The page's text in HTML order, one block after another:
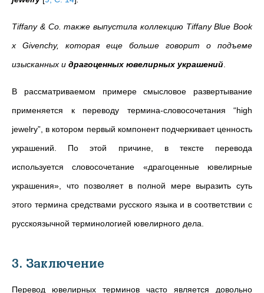
Tiffany & Co. также выпустила коллекцию Tiffany Blue Book
x Givenchy, которая еще больше говорит о подъеме
изысканных и драгоценных ювелирных украшений
В рассматриваемом примере смысловое развертывание
применяется к переводу термина-словосочетания “high
jewelry”, в котором первый компонент подчеркивает ценность
украшений. По этой причине, в тексте перевода
используется словосочетание «драгоценные ювелирные
украшения», что позволяет в полной мере выразить суть
этого термина средствами русского языка и в соответствии с
русскоязычной терминологией ювелирного дела.
3. Заключение
Перевод ювелирных терминов часто является довольно